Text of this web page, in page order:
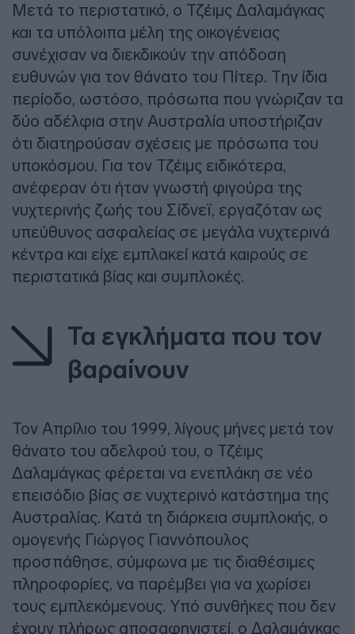
Μετά το περιστατικό, ο Τζέιμς Δαλαμάγκας
και τα υπόλοιπα μέλη της οικογένειας
συνέχισαν να διεκδικούν την απόδοση
ευθυνών για τον θάνατο του Πίτερ. Την ίδια
περίοδο, ωστόσο, πρόσωπα που γνώριζαν τα
δύο αδέλφια στην Αυστραλία υποστήριζαν
ότι διατηρούσαν σχέσεις με πρόσωπα του
υποκόσμου. Για τον Τζέιμς ειδικότερα,
ανέφεραν ότι ήταν γνωστή φιγούρα της
νυχτερινής ζωής του Σίδνεϊ, εργαζόταν ως
υπεύθυνος ασφαλείας σε μεγάλα νυχτερινά
κέντρα και είχε εμπλακεί κατά καιρούς σε
περιστατικά βίας και συμπλοκές.
Τα εγκλήματα που τον
βαραίνουν
Τον Απρίλιο του 1999, λίγους μήνες μετά τον
θάνατο του αδελφού του, ο Τζέιμς
Δαλαμάγκας φέρεται να ενεπλάκη σε νέο
επεισόδιο βίας σε νυχτερινό κατάστημα της
Αυστραλίας. Κατά τη διάρκεια συμπλοκής, ο
ομογενής Γιώργος Γιαννόπουλος
προσπάθησε, σύμφωνα με τις διαθέσιμες
πληροφορίες, να παρέμβει για να χωρίσει
τους εμπλεκόμενους. Υπό συνθήκες που δεν
έχουν πλήρως αποσαφηνιστεί, ο Δαλαμάγκας